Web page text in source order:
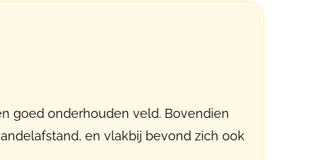
goed onderhouden veld. Bovendien
en vlakbij bevond zich ook